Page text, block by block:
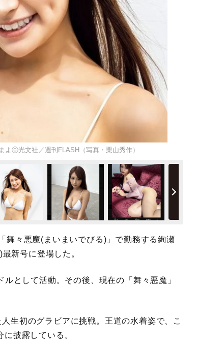
よⓒ光文社／週刊FLASH（写真・栗山秀作）
舞々悪魔(まいまいでびる)」で勤務する絢瀬
新号に登場した。
として活動。その後、現在の「舞々悪魔」
生初のグラビアに挑戦。王道の水着姿で、こ
披露している。